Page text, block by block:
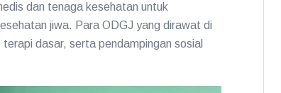
dan tenaga kesehatan untuk
jiwa. Para ODGJ yang dirawat di
dasar, serta pendampingan sosial